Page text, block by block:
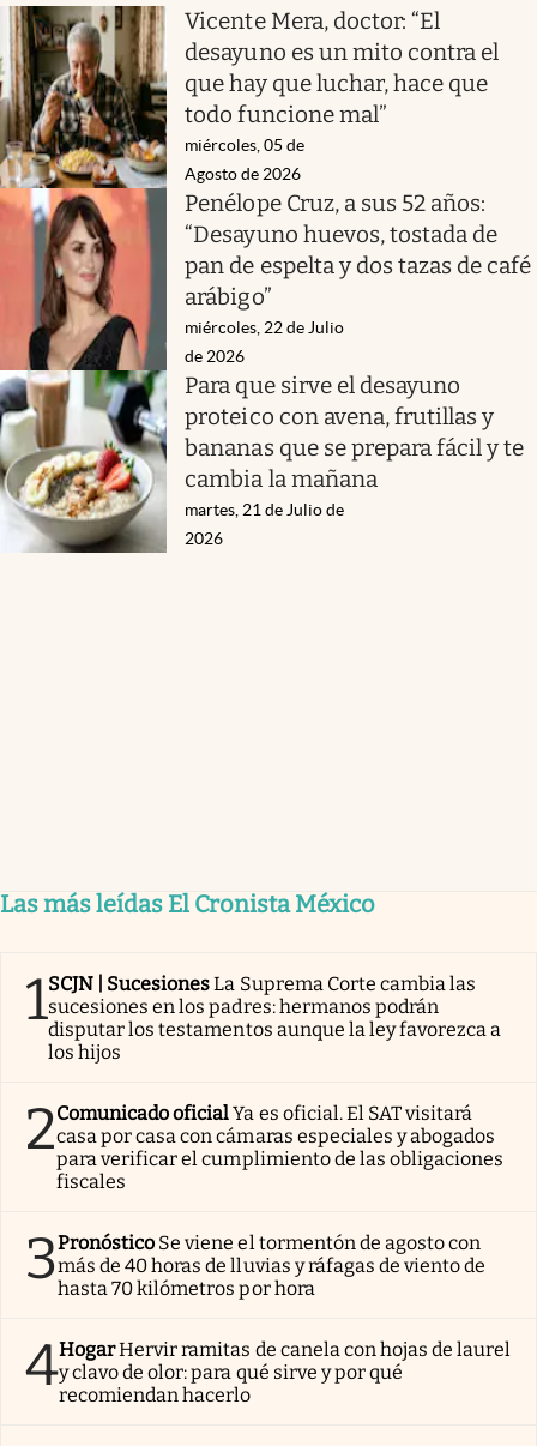
Vicente Mera, doctor: “El
desayuno es un mito contra el
que hay que luchar, hace que
todo funcione mal”
miércoles, 05 de
Agosto de 2026
Penélope Cruz, a sus 52 años:
“Desayuno huevos, tostada de
pan de espelta y dos tazas de café
arábigo”
miércoles, 22 de Julio
de 2026
Para que sirve el desayuno
proteico con avena, frutillas y
bananas que se prepara fácil y te
cambia la mañana
martes, 21 de Julio de
2026
Las más leídas El Cronista México
1SCJN | SucesionesLa Suprema Corte cambia las
sucesiones en los padres: hermanos podrán
disputar los testamentos aunque la ley favorezca a
los hijos
2Comunicado oficialYa es oficial. El SAT visitará
casa por casa con cámaras especiales y abogados
para verificar el cumplimiento de las obligaciones
fiscales
3Pronóstico Se viene el tormentón de agosto con
más de 40 horas de lluvias y ráfagas de viento de
hasta 70 kilómetros por hora
4HogarHervir ramitas de canela con hojas de laurel
y clavo de olor: para qué sirve y por qué
recomiendan hacerlo